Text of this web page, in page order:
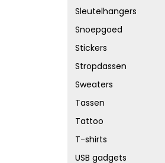
Sleutelhangers
Snoepgoed
Stickers
Stropdassen
Sweaters
Tassen
Tattoo
T-shirts
USB gadgets